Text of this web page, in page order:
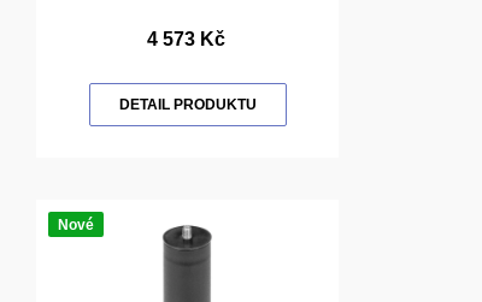
4 573 Kč
DETAIL PRODUKTU
Nové